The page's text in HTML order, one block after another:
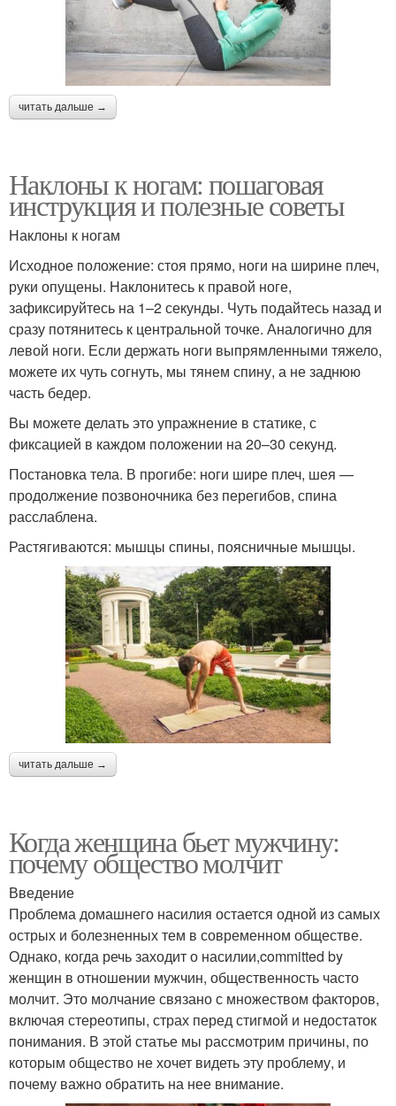
читать дальше →
Наклоны к ногам: пошаговая
инструкция и полезные советы
Наклоны к ногам
Исходное положение: стоя прямо, ноги на ширине плеч,
руки опущены. Наклонитесь к правой ноге,
зафиксируйтесь на 1–2 секунды. Чуть подайтесь назад и
сразу потянитесь к центральной точке. Аналогично для
левой ноги. Если держать ноги выпрямленными тяжело,
можете их чуть согнуть, мы тянем спину, а не заднюю
часть бедер.
Вы можете делать это упражнение в статике, с
фиксацией в каждом положении на 20–30 секунд.
Постановка тела. В прогибе: ноги шире плеч, шея —
продолжение позвоночника без перегибов, спина
расслаблена.
Растягиваются: мышцы спины, поясничные мышцы.
читать дальше →
Когда женщина бьет мужчину:
почему общество молчит
Введение
Проблема домашнего насилия остается одной из самых
острых и болезненных тем в современном обществе.
Однако, когда речь заходит о насилии,committed by
женщин в отношении мужчин, общественность часто
молчит. Это молчание связано с множеством факторов,
включая стереотипы, страх перед стигмой и недостаток
понимания. В этой статье мы рассмотрим причины, по
которым общество не хочет видеть эту проблему, и
почему важно обратить на нее внимание.